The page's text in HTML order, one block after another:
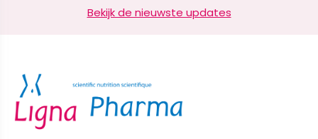
Bekijk de nieuwste updates